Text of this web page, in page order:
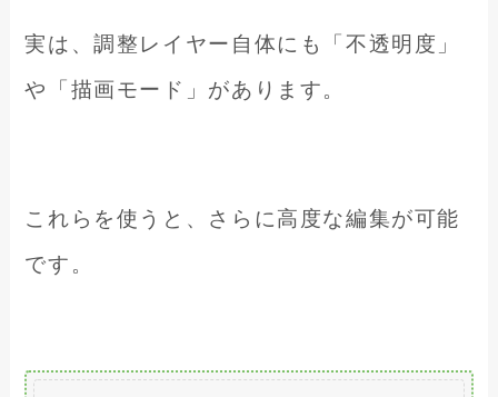
実は、調整レイヤー自体にも「不透明度」
や「描画モード」があります。
これらを使うと、さらに高度な編集が可能
です。